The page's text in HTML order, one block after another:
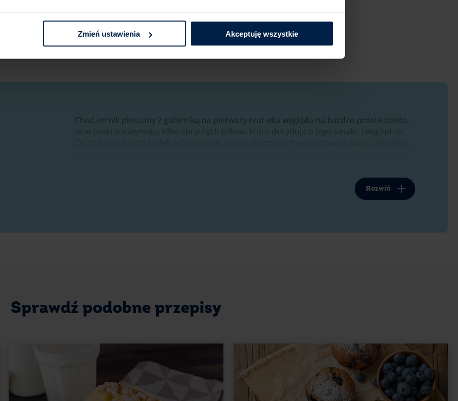
Zmień ustawienia Akceptuję wszystkie
Choć sernik pieczony z galaretką na pierwszy rzut oka wygląda na bardzo proste ciasto,
to w praktyce wymaga kilku sprytnych trików, które decydują o jego smaku i wyglądzie.
nie będzie się przesuwać. Dopiero wtedy dodaje się żółtka i przesianą mąkę, delikatnie
mieszając łyżką, aby zachować puszystość. Dzięki temu cienki biszkopt z wiórkami
Czy można zamienić wiórki kokosowe na mielone migdały?
To świetny pomysł – migdały dodadzą ciastu delikatnej, ale intensywnej nuty, która
pięknie komponuje się z kremową masą serową i słodyczą białej czekolady. Pamiętaj
jednak, że migdały są bardziej tłuste niż kokos, dlatego biszkopt może być przez to nieco
Rozwiń
Sprawdź podobne przepisy